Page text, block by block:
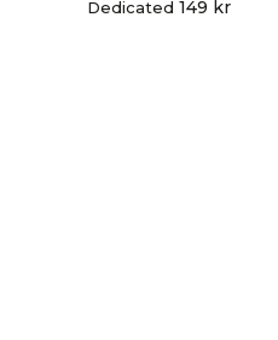
Dedicated 149 kr